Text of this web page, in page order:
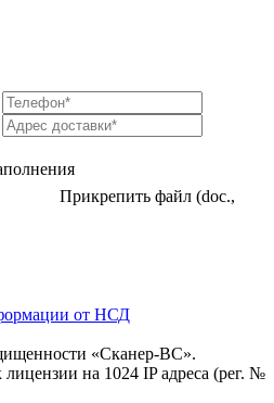
Прикрепить файл (doc.,
от НСД
«Сканер-ВС».
на 1024 IP адреса (рег. №